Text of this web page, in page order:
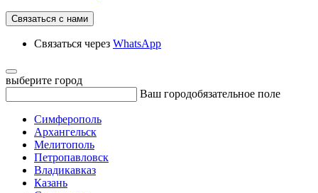
Связаться с нами
Связаться через WhatsApp
выберите город
Ваш городобязательное поле
Симферополь
Архангельск
Мелитополь
Петропавловск
Владикавказ
Казань